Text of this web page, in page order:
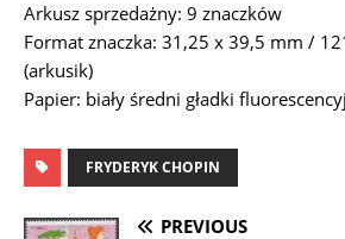
Arkusz sprzedażny: 9 znaczków
Format znaczka: 31,25 x 39,5 mm /
(arkusik)
Papier: biały średni gładki
FRYDERYK CHOPIN
PREVIOUS